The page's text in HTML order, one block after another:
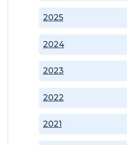
2021
2022
2023
2024
2025